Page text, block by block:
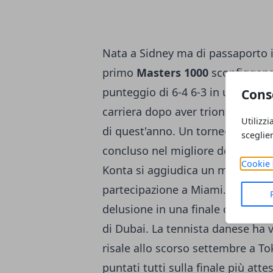
Cookie
Nata a Sidney ma di
primo Masters 1000
punteggio di 6-4 6-3 in un'ora e
carriera dopo aver trionfato a
di quest'anno. Un torneo
concluso nel migliore dei modi
Konta si aggiudica un
partecipazione a Miami. Per la
delusione in una finale che
di Dubai. La tennista danese
risale allo scorso settembre a
puntati tutti sulla finale più